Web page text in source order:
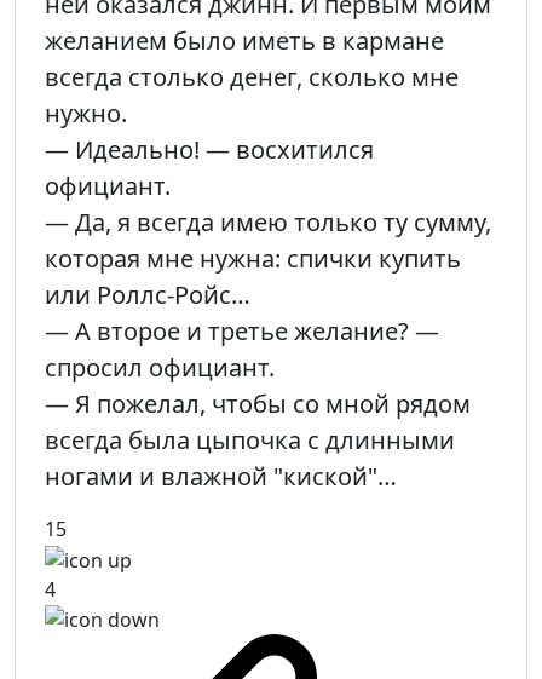
желанием было иметь в кармане
всегда столько денег, сколько мне
нужно.
— Идеально! — восхитился
официант.
— Да, я всегда имею только ту сумму,
которая мне нужна: спички купить
или Роллс-Ройс…
— А второе и третье желание? —
спросил официант.
— Я пожелал, чтобы со мной рядом
всегда была цыпочка с длинными
ногами и влажной "киской"…
15
4